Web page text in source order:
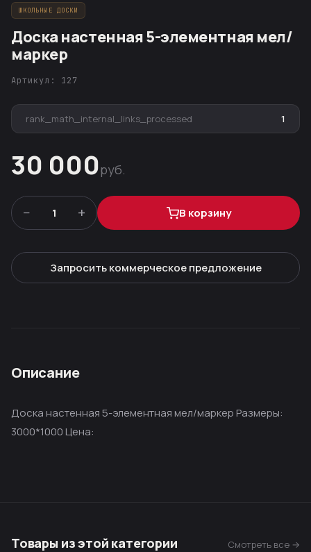
ШКОЛЬНЫЕ ДОСКИ
Доска настенная 5-элементная мел/
маркер
Артикул: 127
rank_math_internal_links_processed 1
30 000руб.
− 1 + В корзину
Запросить коммерческое предложение
Описание
Доска настенная 5-элементная мел/маркер Размеры:
3000*1000 Цена:
Товары из этой категории Смотреть все →